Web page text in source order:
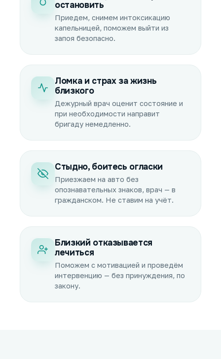
остановить
Приедем, снимем интоксикацию
капельницей, поможем выйти из
запоя безопасно.
Ломка и страх за жизнь
близкого
Дежурный врач оценит состояние и
при необходимости направит
бригаду немедленно.
Стыдно, боитесь огласки
Приезжаем на авто без
опознавательных знаков, врач — в
гражданском. Не ставим на учёт.
Близкий отказывается
лечиться
Поможем с мотивацией и проведём
интервенцию — без принуждения, по
закону.